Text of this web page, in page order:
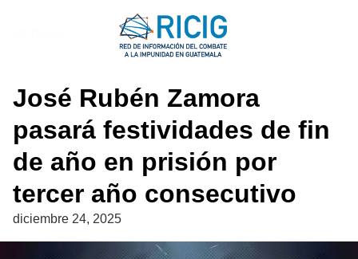
José Rubén Zamora
pasará festividades de fin
de año en prisión por
tercer año consecutivo
diciembre 24, 2025